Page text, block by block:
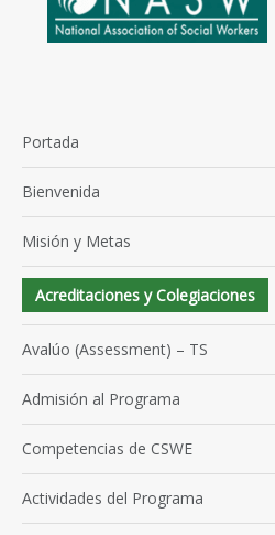
Portada
Bienvenida
Misión y Metas
Acreditaciones y Colegiaciones
Avalúo (Assessment) – TS
Admisión al Programa
Competencias de CSWE
Actividades del Programa